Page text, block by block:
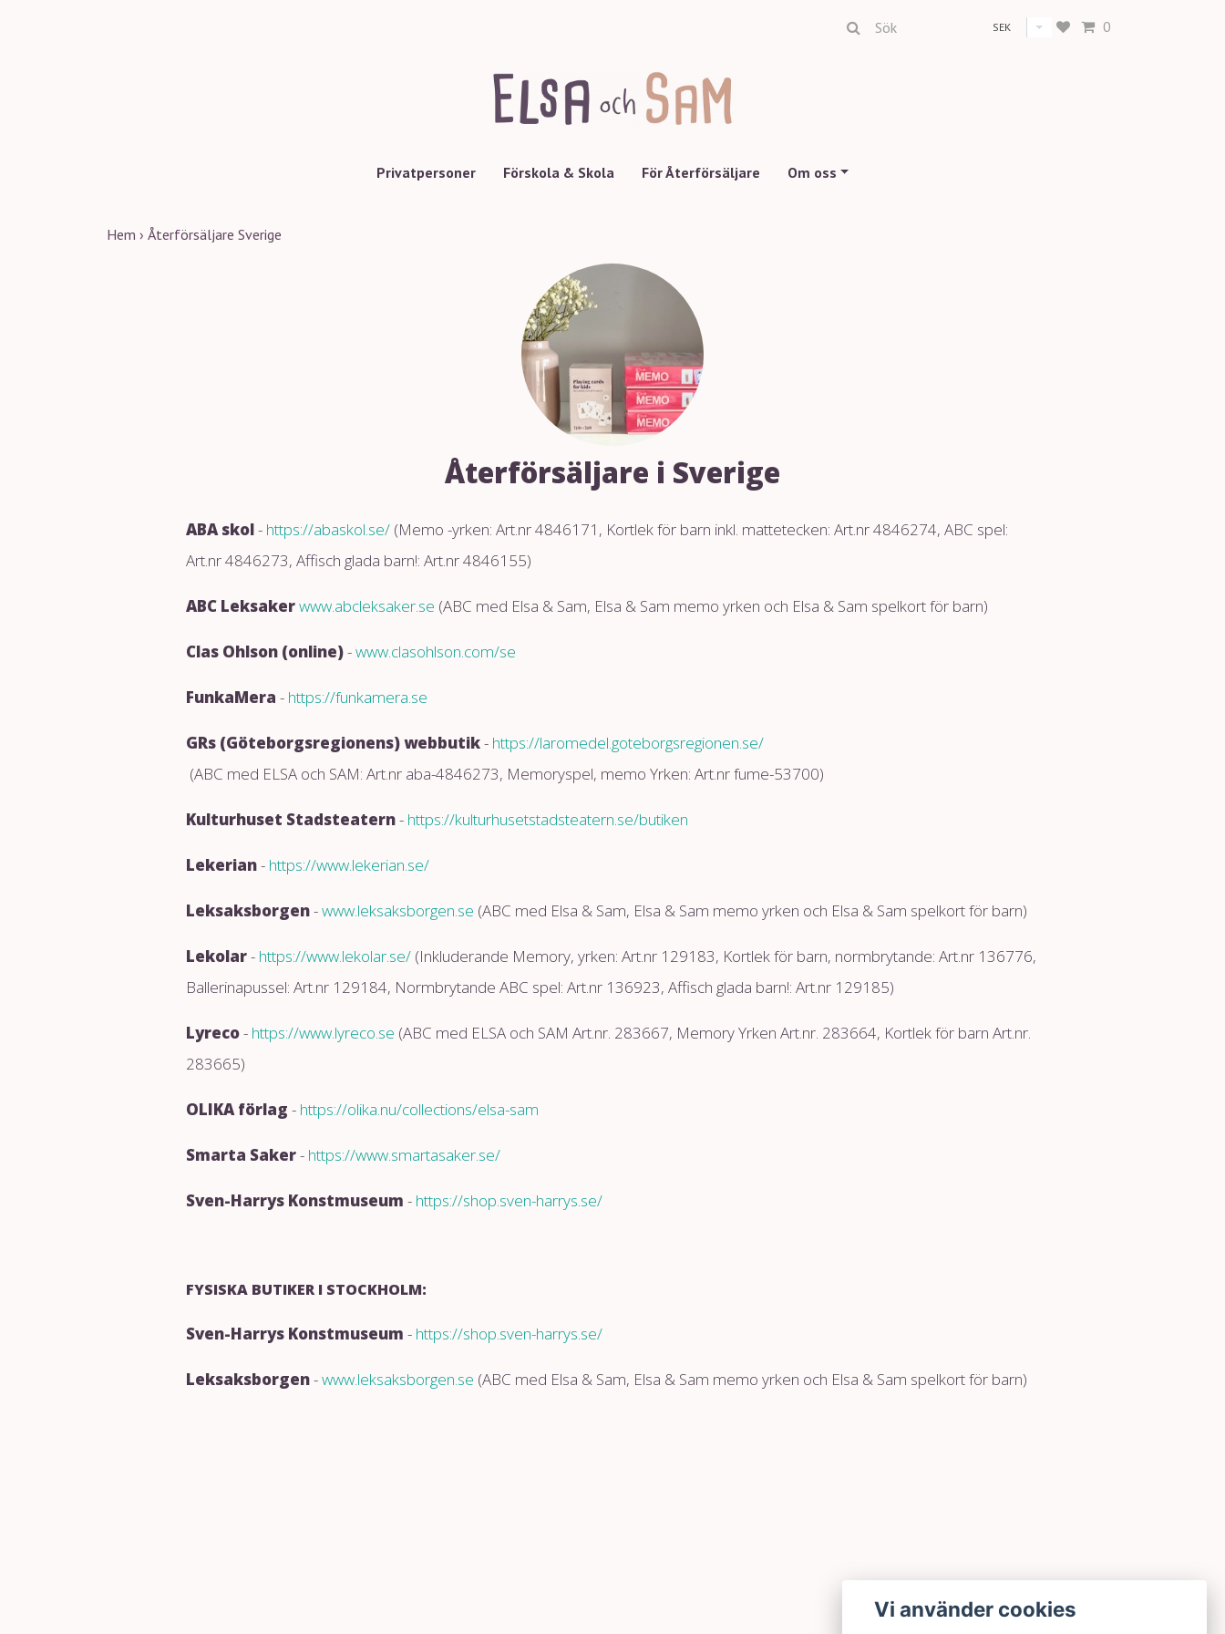
SEK 0
Privatpersoner Förskola & Skola För Återförsäljare Om oss
Hem › Återförsäljare Sverige
Återförsäljare i Sverige
ABA skol- https://abaskol.se/ (Memo -yrken: Art.nr 4846171, Kortlek för barn inkl. mattetecken: Art.nr 4846274, ABC spel:
Art.nr 4846273, Affisch glada barn!: Art.nr 4846155)
ABC Leksakerwww.abcleksaker.se (ABC med Elsa & Sam, Elsa & Sam memo yrken och Elsa & Sam spelkort för barn)
Clas Ohlson (online)-www.clasohlson.com/se
FunkaMera - https://funkamera.se
GRs (Göteborgsregionens) webbutik- https://laromedel.goteborgsregionen.se/
(ABC med ELSA och SAM: Art.nr aba-4846273, Memoryspel, memo Yrken: Art.nr fume-53700)
Kulturhuset Stadsteatern- https://kulturhusetstadsteatern.se/butiken
Lekerian- https://www.lekerian.se/
Leksaksborgen-www.leksaksborgen.se (ABC med Elsa & Sam, Elsa & Sam memo yrken och Elsa & Sam spelkort för barn)
Lekolar- https://www.lekolar.se/(Inkluderande Memory, yrken: Art.nr 129183, Kortlek för barn, normbrytande: Art.nr 136776,
Ballerinapussel: Art.nr 129184, Normbrytande ABC spel: Art.nr 136923, Affisch glada barn!: Art.nr 129185)
Lyreco- https://www.lyreco.se (ABC med ELSA och SAM Art.nr. 283667, Memory Yrken Art.nr. 283664, Kortlek för barn Art.nr.
283665)
OLIKA förlag - https://olika.nu/collections/elsa-sam
Smarta Saker- https://www.smartasaker.se/
Sven-Harrys Konstmuseum - https://shop.sven-harrys.se/
FYSISKA BUTIKER I STOCKHOLM:
Sven-Harrys Konstmuseum - https://shop.sven-harrys.se/
Leksaksborgen-www.leksaksborgen.se (ABC med Elsa & Sam, Elsa & Sam memo yrken och Elsa & Sam spelkort för barn)
Vi använder cookies